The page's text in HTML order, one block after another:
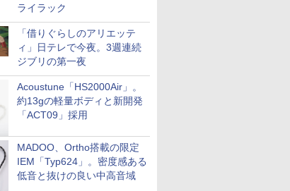
ライラック
「借りぐらしのアリエッテ
ィ」日テレで今夜。3週連続
ジブリの第一夜
Acoustune「HS2000Air」。
約13gの軽量ボディと新開発
「ACT09」採用
MADOO、Ortho搭載の限定
IEM「Typ624」。密度感ある
低音と抜けの良い中高音域